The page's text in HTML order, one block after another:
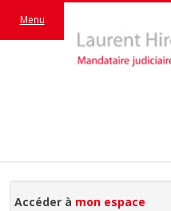
Menu
Accéder à mon espace